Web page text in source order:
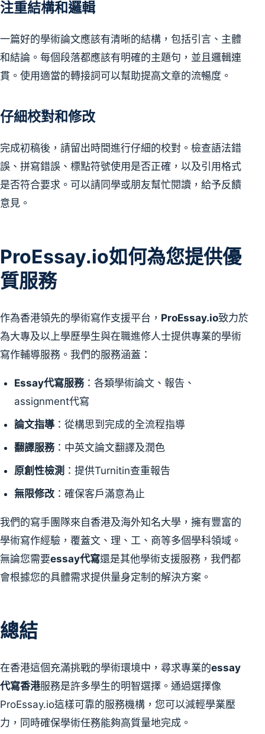
注重結構和邏輯
一篇好的學術論文應該有清晰的結構，包括引言、主體
和結論。每個段落都應該有明確的主題句，並且邏輯連
貫。使用適當的轉接詞可以幫助提高文章的流暢度。
仔細校對和修改
完成初稿後，請留出時間進行仔細的校對。檢查語法錯
誤、拼寫錯誤、標點符號使用是否正確，以及引用格式
是否符合要求。可以請同學或朋友幫忙閱讀，給予反饋
意見。
ProEssay.io如何為您提供優
質服務
作為香港領先的學術寫作支援平台， ProEssay.io致力於
為大專及以上學歷學生與在職進修人士提供專業的學術
寫作輔導服務。我們的服務涵蓋：
Essay代寫服務：各類學術論文、報告、
assignment代寫
論文指導：從構思到完成的全流程指導
翻譯服務：中英文論文翻譯及潤色
原創性檢測 ：提供Turnitin查重報告
無限修改 ：確保客戶滿意為止
我們的寫手團隊來自香港及海外知名大學，擁有豐富的
學術寫作經驗，覆蓋文、理、工、商等多個學科領域。
無論您需要essay代寫還是其他學術支援服務，我們都
會根據您的具體需求提供量身定制的解決方案。
總結
在香港這個充滿挑戰的學術環境中，尋求專業的essay
代寫香港服務是許多學生的明智選擇。通過選擇像
ProEssay.io這樣可靠的服務機構，您可以減輕學業壓
力，同時確保學術任務能夠高質量地完成。